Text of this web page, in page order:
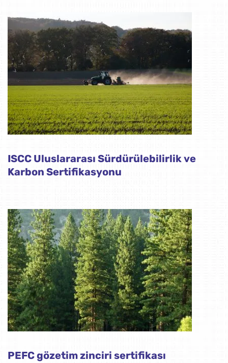
ISCC Uluslararası Sürdürülebilirlik ve
Karbon Sertifikasyonu
PEFC gözetim zinciri sertifikası